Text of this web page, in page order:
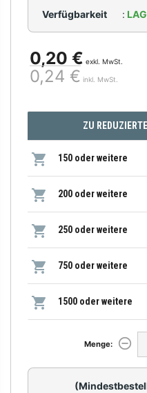
Verfügbarkeit
:
0,20 € exkl. MwSt.
0,24 € inkl. MwSt.
ZU
150 oder weitere
200 oder weitere
250 oder weitere
750 oder weitere
1500 oder weitere
Menge: